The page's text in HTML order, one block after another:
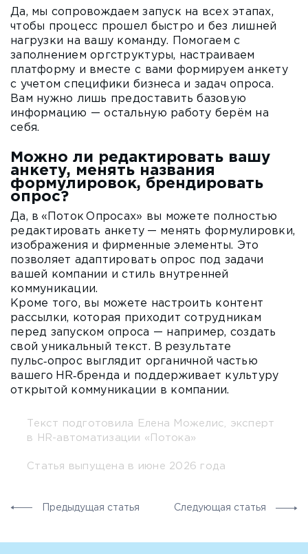
Да, мы сопровождаем запуск на всех этапах,
чтобы процесс прошел быстро и без лишней
нагрузки на вашу команду. Помогаем с
заполнением оргструктуры, настраиваем
платформу и вместе с вами формируем анкету
с учетом специфики бизнеса и задач опроса.
Вам нужно лишь предоставить базовую
информацию — остальную работу берём на
себя.
Можно ли редактировать вашу
анкету, менять названия
формулировок, брендировать
опрос?
Да, в «Поток Опросах» вы можете полностью
редактировать анкету — менять формулировки,
изображения и фирменные элементы. Это
позволяет адаптировать опрос под задачи
вашей компании и стиль внутренней
коммуникации.
Кроме того, вы можете настроить контент
рассылки, которая приходит сотрудникам
перед запуском опроса — например, создать
свой уникальный текст. В результате
пульс‑опрос выглядит органичной частью
вашего HR‑бренда и поддерживает культуру
открытой коммуникации в компании.
Текст подготовила Елена Можелис , эксперт
в HR-автоматизации «Потока»
Статья выпущена в июне 2026 года
Предыдущая статья Следующая статья